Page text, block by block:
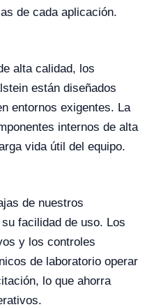
de cada aplicación.
alta calidad, los
están diseñados
entornos exigentes. La
internos de alta
vida útil del equipo.
de nuestros
facilidad de uso. Los
y los controles
de laboratorio operar
lo que ahorra